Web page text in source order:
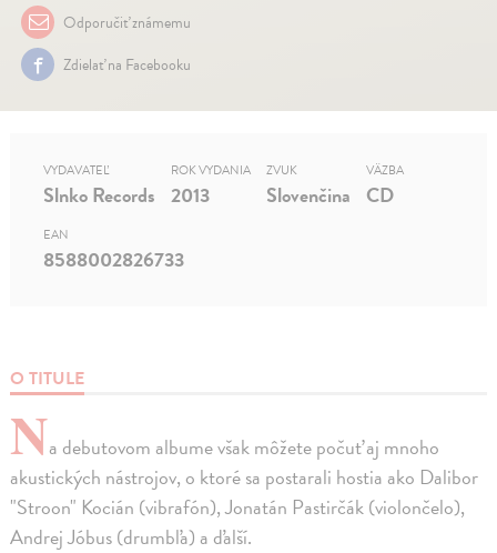
Odporučiť známemu
Zdielať na Facebooku
O TITULE
Na debutovom albume však môžete počuť aj mnoho
akustických nástrojov, o ktoré sa postarali hostia ako Dalibor
"Stroon" Kocián (vibrafón), Jonatán Pastirčák (violončelo),
Andrej Jóbus (drumbľa) a ďalší.
VYDAVATEĽ
Slnko Records
ROK VYDANIA
2013
ZVUK
Slovenčina
VÄZBA
CD
EAN
8588002826733